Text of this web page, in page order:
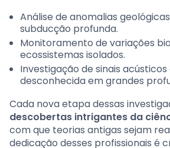
Análise de anomalias
subducção profunda.
Monitoramento de variações
ecossistemas isolados.
Investigação de sinais
desconhecida em grandes
Cada nova etapa dessas
descobertas intrigantes da
com que teorias antigas sejam
dedicação desses profissionais é